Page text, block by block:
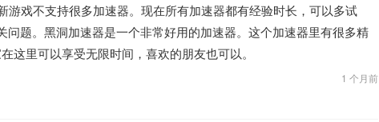
戏不支持很多加速器。现在所有加速器都有经验时长，可以多试
题。黑洞加速器是一个非常好用的加速器。这个加速器里有很多精
这里可以享受无限时间，喜欢的朋友也可以。
1 个月前